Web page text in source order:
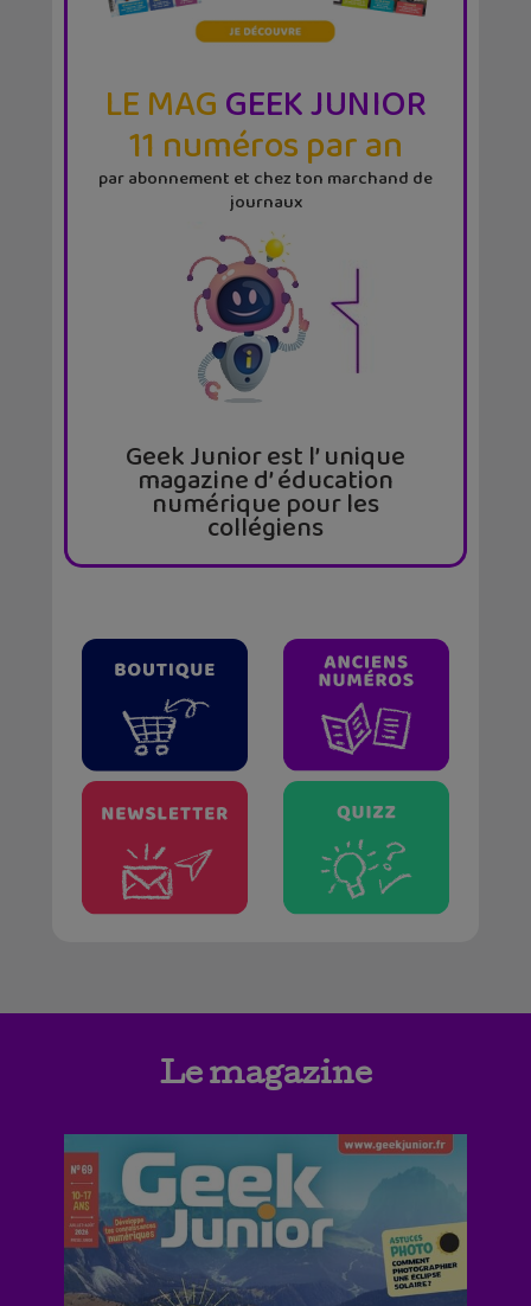
LE MAGGEEK JUNIOR
11 numéros par an
par abonnement et chez ton marchand de
journaux
Geek Junior est l’ unique
magazine d’ éducation
numérique pour les
collégiens
Le magazine